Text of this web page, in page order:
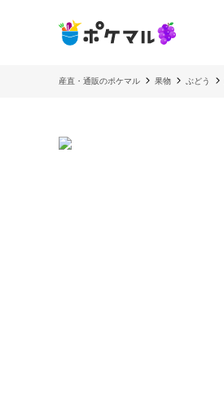
産直・通販のポケマル 果物 ぶどう